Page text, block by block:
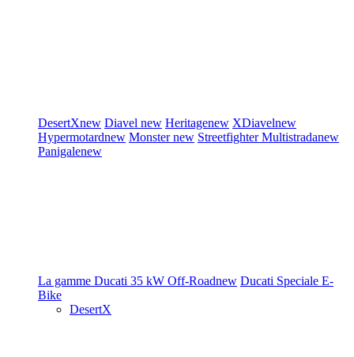
DesertXnew Diavel new Heritagenew XDiavelnew
Hypermotardnew Monsternew StreetfighterMultistradanew
Panigalenew
La gamme Ducati 35 kW Off-Roadnew Ducati Speciale E-
Bike
DesertX